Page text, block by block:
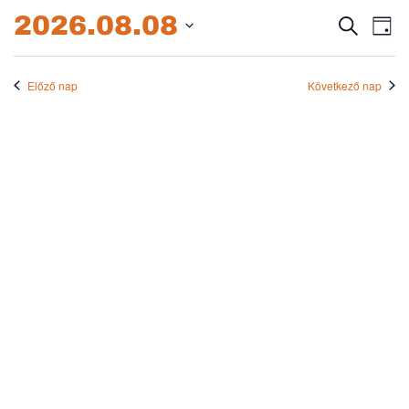
2026.08.08.
és
Keresett
kifejezés
Nap
2026.08.08
Előző nap
Következő nap